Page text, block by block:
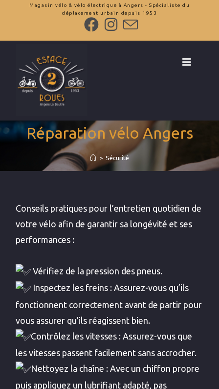
Magasin vélo & vélo électrique à Angers - Spécialiste du
déplacement urbain depuis 1953
Réparation vélo Angers
> Sécurité
Conseils pratiques pour l’entretien quotidien de
votre vélo afin de garantir sa longévité et ses
performances :
Vérifiez de la pression des pneus.
Inspectez les freins : Assurez-vous qu’ils
fonctionnent correctement avant de partir pour
vous assurer qu’ils réagissent bien.
Contrôlez les vitesses : Assurez-vous que
les vitesses passent facilement sans accrocher.
Nettoyez la chaîne : Avec un chiffon propre
puis appliquez un lubrifiant adapté, pas